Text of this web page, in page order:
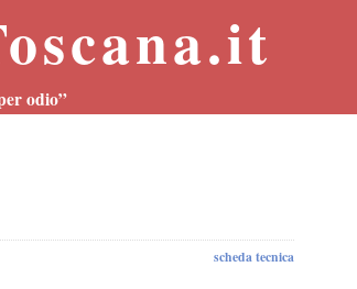
odio”
scheda tecnica